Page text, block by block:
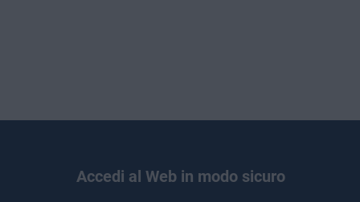
Accedi al Web in modo sicuro